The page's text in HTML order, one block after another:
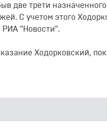
две трети
С учетом этого
РИА "Новости".
Ходорковский,